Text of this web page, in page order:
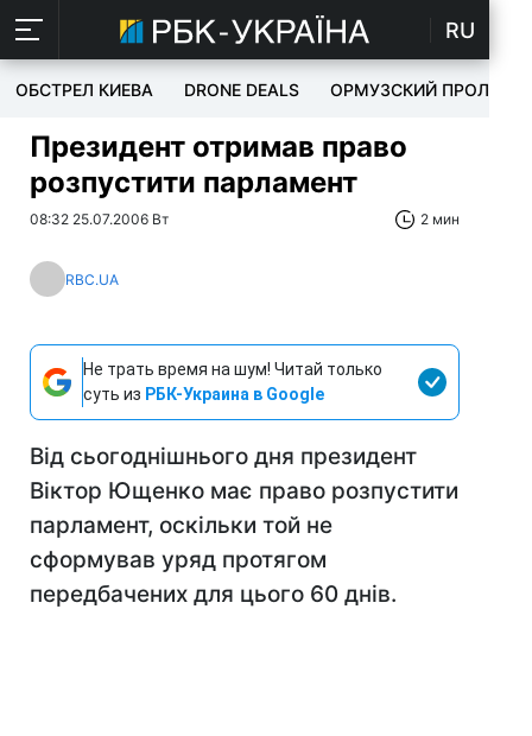
RU
ОБСТРЕЛ КИЕВА DRONE DEALS ОРМУЗСКИЙ ПРОЛИВ
Президент отримав право
розпустити парламент
08:32 25.07.2006 Вт 2 мин
RBC.UA
Не трать время на шум! Читай только
суть из РБК-Украина в Google
Від сьогоднішнього дня президент
Віктор Ющенко має право розпустити
парламент, оскільки той не
сформував уряд протягом
передбачених для цього 60 днів.